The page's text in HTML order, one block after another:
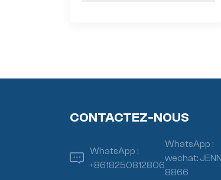
CONTACTEZ-NOUS
WhatsApp :
+8618250812806
WhatsApp :
wechat:
8866